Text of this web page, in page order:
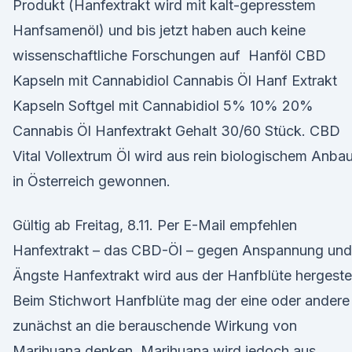
Produkt (Hanfextrakt wird mit kalt-gepresstem
Hanfsamenöl) und bis jetzt haben auch keine
wissenschaftliche Forschungen auf Hanföl CBD
Kapseln mit Cannabidiol Cannabis Öl Hanf Extrakt
Kapseln Softgel mit Cannabidiol 5% 10% 20%
Cannabis Öl Hanfextrakt Gehalt 30/60 Stück. CBD
Vital Vollextrum Öl wird aus rein biologischem Anbau
in Österreich gewonnen.
Gültig ab Freitag, 8.11. Per E-Mail empfehlen
Hanfextrakt – das CBD-Öl – gegen Anspannung und
Ängste Hanfextrakt wird aus der Hanfblüte
Beim Stichwort Hanfblüte mag der eine oder andere
zunächst an die berauschende Wirkung von